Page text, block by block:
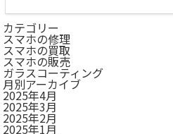
カテゴリー
スマホの修理
スマホの買取
スマホの販売
ガラスコーティング
月別アーカイブ
2025年4月
2025年3月
2025年2月
2025年1月